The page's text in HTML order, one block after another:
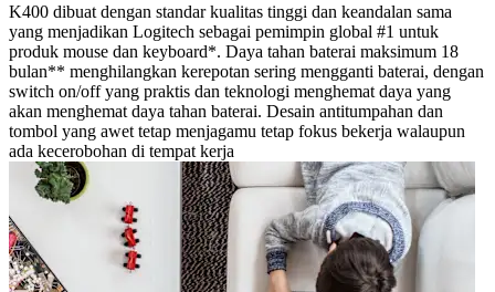
K400 dibuat dengan standar kualitas tinggi dan keandalan sama
yang menjadikan Logitech sebagai pemimpin global #1 untuk
produk mouse dan keyboard*. Daya tahan baterai maksimum 18
bulan** menghilangkan kerepotan sering mengganti baterai, dengan
switch on/off yang praktis dan teknologi menghemat daya yang
akan menghemat daya tahan baterai. Desain antitumpahan dan
tombol yang awet tetap menjagamu tetap fokus bekerja walaupun
ada kecerobohan di tempat kerja